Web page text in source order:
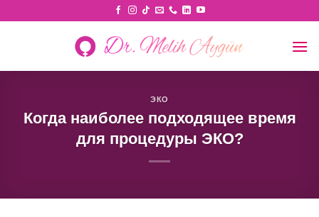
ЭКО
Когда наиболее подходящее время
для процедуры ЭКО?